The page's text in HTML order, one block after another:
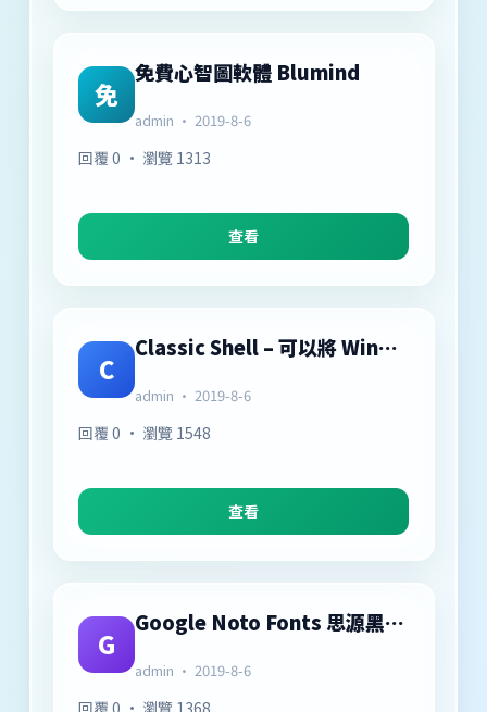
免
免費心智圖軟體 Blumind
admin · 2019-8-6
回覆 0 · 瀏覽 1313
查看
C
Classic Shell – 可以將 Windows 8消失的開始按鈕及選單找回來
admin · 2019-8-6
回覆 0 · 瀏覽 1548
查看
G
Google Noto Fonts 思源黑體 – 免費字體
admin · 2019-8-6
回覆 0 · 瀏覽 1368